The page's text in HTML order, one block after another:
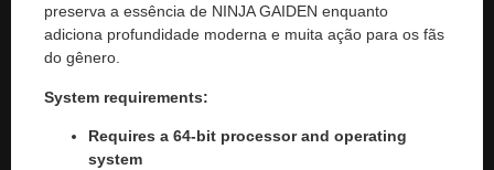
preserva a essência de NINJA GAIDEN enquanto
adiciona profundidade moderna e muita ação para os fãs
do gênero.
System requirements:
Requires a 64-bit processor and operating
system